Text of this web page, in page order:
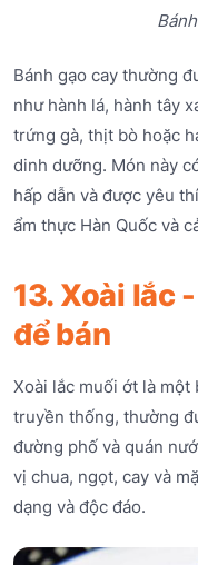
Bánh gạo cay thường
như hành lá, hành tây
trứng gà, thịt bò hoặc
dinh dưỡng. Món này
hấp dẫn và được yêu
ẩm thực Hàn Quốc và
13. Xoài lắc
để bán
Xoài lắc muối ớt là một
truyền thống, thường
đường phố và quán
vị chua, ngọt, cay và
dạng và độc đáo.